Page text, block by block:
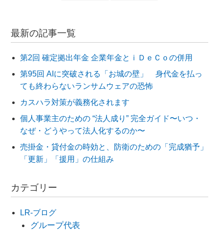
最新の記事一覧
第2回 確定拠出年金 企業年金とｉＤｅＣｏの併用
第95回 AIに突破される「お城の壁」 身代金を払っ
ても終わらないランサムウェアの恐怖
カスハラ対策が義務化されます
個人事業主のための “法人成り” 完全ガイド〜いつ・
なぜ・どうやって法人化するのか〜
売掛金・貸付金の時効と、防衛のための「完成猶予」
「更新」「援用」の仕組み
カテゴリー
LR-ブログ
グループ代表